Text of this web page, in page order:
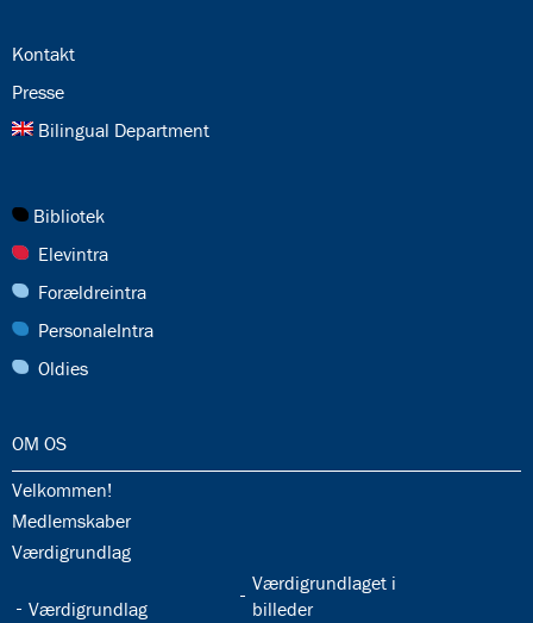
24.0:
Kontakt
25.0:
Presse
26.0:
Bilingual Department
27.0:
Bibliotek
28.0:
Elevintra
29.0:
Forældreintra
30.0:
PersonaleIntra
31.0:
Oldies
32.0:
OM OS
32.1:
Velkommen!
32.2:
Medlemskaber
32.3:
Værdigrundlag
32.4:
Værdigrundlag
32.5:
Værdigrundlaget i
billeder